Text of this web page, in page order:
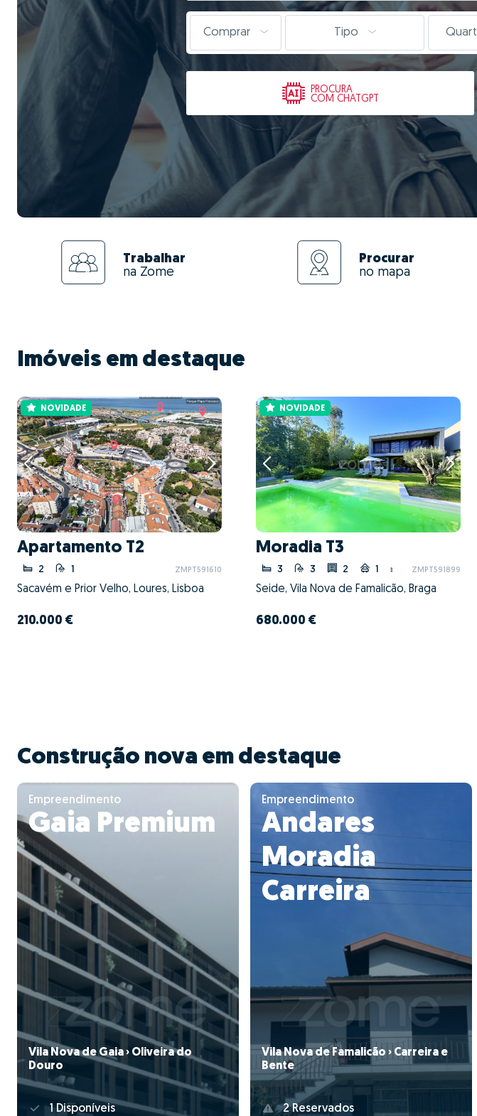
Comprar Tipo
PROCURA
COM CHATGPT
Trabalhar
na Zome
Procurar
no mapa
Imóveis em destaque
NOVIDADE
Apartamento T2
2 1 ZMPT591610
Sacavém e Prior Velho, Loures, Lisboa
210.000 €
NOVIDADE
Moradia T3
3 3 2 1 ZMPT591899
Seide, Vila Nova de Famalicão, Braga
680.000 €
Construção nova em destaque
Empreendimento
Gaia Premium
Vila Nova de Gaia › Oliveira do
Douro
1 Disponíveis
Empreendimento
Andares
Moradia
Carreira
Vila Nova de Famalicão › Carreira e
Bente
2 Reservados